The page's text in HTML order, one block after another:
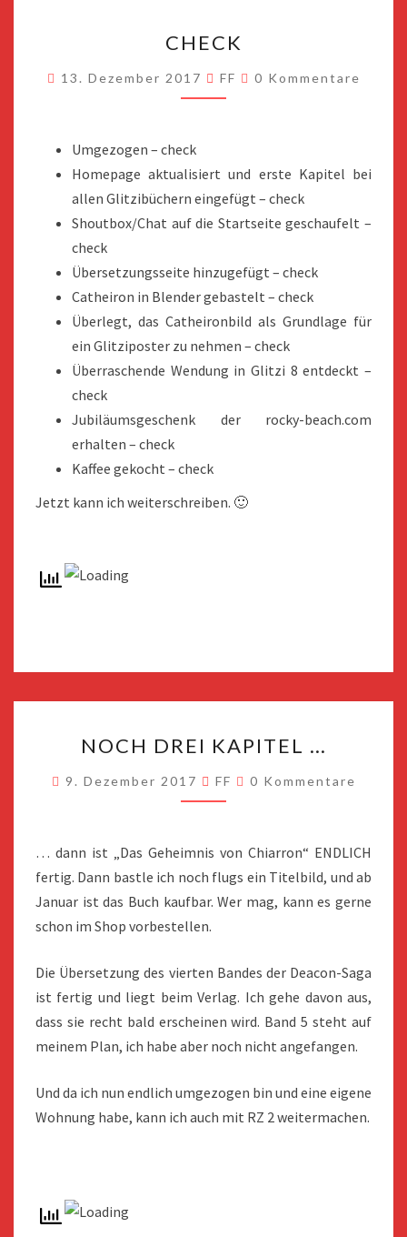
CHECK
13. Dezember 2017 FF Kommentare
0 Kommentare
Umgezogen – check
Homepage aktualisiert und erste Kapitel bei
allen Glitzibüchern eingefügt – check
Shoutbox/Chat auf die Startseite geschaufelt –
check
Übersetzungsseite hinzugefügt – check
Catheiron in Blender gebastelt – check
Überlegt, das Catheironbild als Grundlage für
ein Glitziposter zu nehmen – check
Überraschende Wendung in Glitzi 8 entdeckt –
check
Jubiläumsgeschenk der rocky-beach.com
erhalten – check
Kaffee gekocht – check
Jetzt kann ich weiterschreiben. 🙂
DREI
KAPITEL
…
NOCH DREI KAPITEL …
9. Dezember 2017 FF Kommentare
0 Kommentare
… dann ist „Das Geheimnis von Chiarron“ ENDLICH
fertig. Dann bastle ich noch flugs ein Titelbild, und ab
Januar ist das Buch kaufbar. Wer mag, kann es gerne
schon im Shop vorbestellen.
Die Übersetzung des vierten Bandes der Deacon-Saga
ist fertig und liegt beim Verlag. Ich gehe davon aus,
dass sie recht bald erscheinen wird. Band 5 steht auf
meinem Plan, ich habe aber noch nicht angefangen.
Und da ich nun endlich umgezogen bin und eine eigene
Wohnung habe, kann ich auch mit RZ 2 weitermachen.